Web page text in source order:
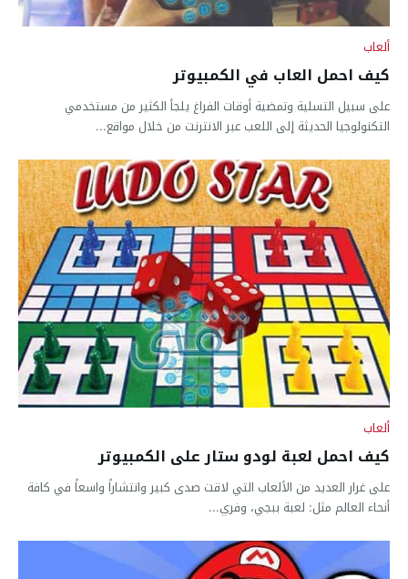
ألعاب
كيف احمل العاب في الكمبيوتر
على سبيل التسلية وتمضية أوقات الفراغ يلجأ الكثير من مستخدمي
التكنولوجيا الحديثة إلى اللعب عبر الانترنت من خلال مواقع...
ألعاب
كيف احمل لعبة لودو ستار على الكمبيوتر
على غرار العديد من الألعاب التي لاقت صدى كبير وانتشاراً واسعاً في كافة
أنحاء العالم مثل: لعبة ببجي، وفري...